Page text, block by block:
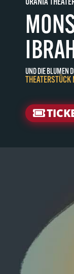
UND DIE BLUMEN